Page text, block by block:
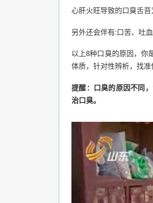
心肝火旺导致的口臭舌苔
另外还会伴有:口苦、吐
以上8种口臭的原因，你
体质，针对性辨析，找准
提醒：口臭的原因不同
治口臭。